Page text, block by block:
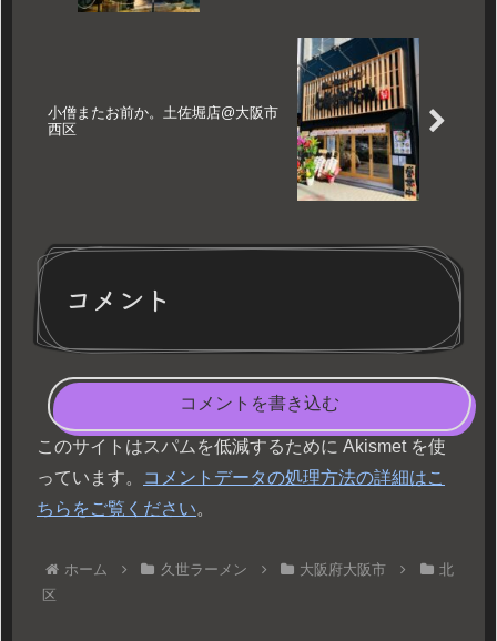
小僧またお前か。土佐堀店@大阪市
西区
コメント
コメントを書き込む
このサイトはスパムを低減するために Akismet を使
っています。
コメントデータの処理方法の詳細はこ
ちらをご覧ください。
ホーム 久世ラーメン 大阪府大阪市
北
区